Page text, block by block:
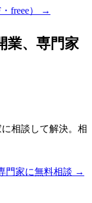
freee）
→
業、専門家
相談して解決。相
門家に無料相談 →